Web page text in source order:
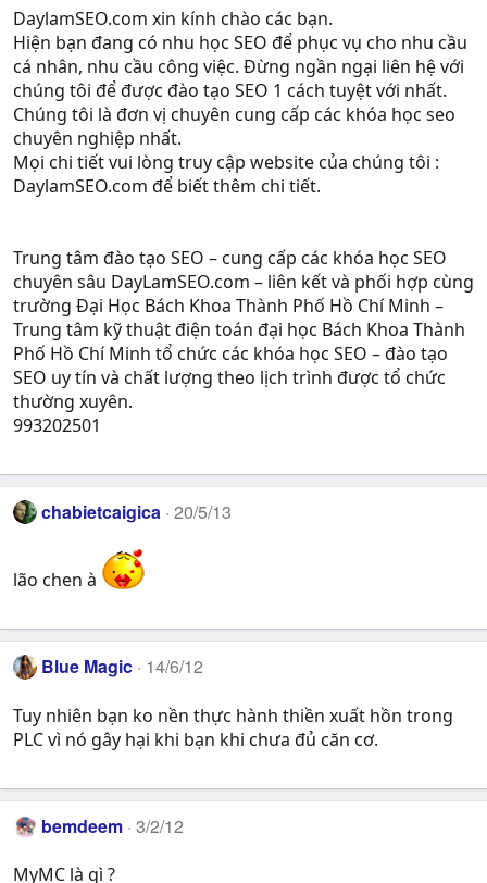
DaylamSEO.com xin kính chào các bạn.
Hiện bạn đang có nhu học SEO để phục vụ cho nhu cầu
cá nhân, nhu cầu công việc. Đừng ngần ngại liên hệ với
chúng tôi để được đào tạo SEO 1 cách tuyệt với nhất.
Chúng tôi là đơn vị chuyên cung cấp các khóa học seo
chuyên nghiệp nhất.
Mọi chi tiết vui lòng truy cập website của chúng tôi :
DaylamSEO.com để biết thêm chi tiết.
Trung tâm đào tạo SEO – cung cấp các khóa học SEO
chuyên sâu DayLamSEO.com – liên kết và phối hợp cùng
trường Đại Học Bách Khoa Thành Phố Hồ Chí Minh –
Trung tâm kỹ thuật điện toán đại học Bách Khoa Thành
Phố Hồ Chí Minh tổ chức các khóa học SEO – đào tạo
SEO uy tín và chất lượng theo lịch trình được tổ chức
thường xuyên.
993202501
chabietcaigica 20/5/13
lão chen à
Blue Magic 14/6/12
Tuy nhiên bạn ko nền thực hành thiền xuất hồn trong
PLC vì nó gây hại khi bạn khi chưa đủ căn cơ.
bemdeem 3/2/12
MyMC là gì ?